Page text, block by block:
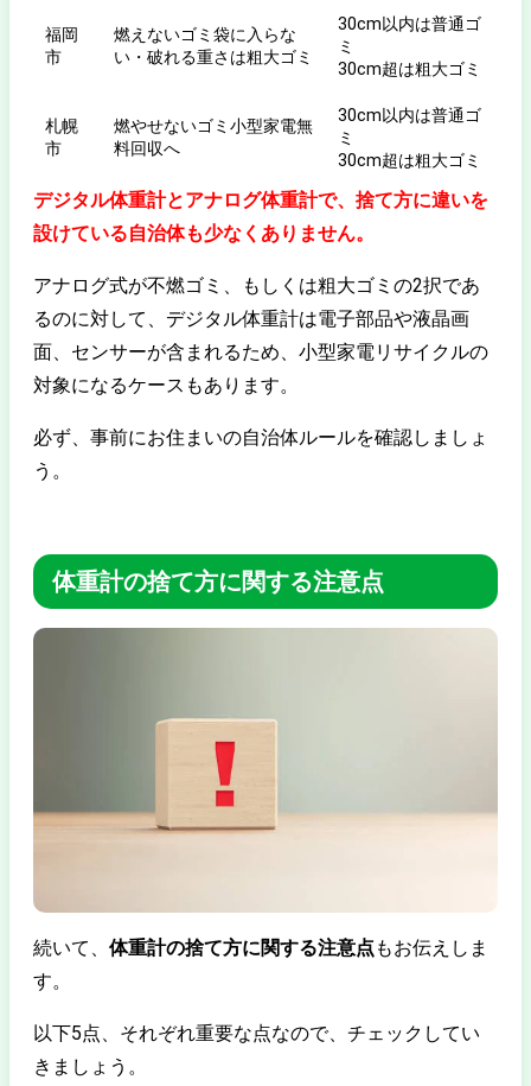
福岡
市
燃えないゴミ袋に入らな
い・破れる重さは粗大ゴミ
30cm以内は普通ゴ
ミ
30cm超は粗大ゴミ
札幌
市
燃やせないゴミ小型家電無
料回収へ
30cm以内は普通ゴ
ミ
30cm超は粗大ゴミ
デジタル体重計とアナログ体重計で、捨て方に違いを
設けている自治体も少なくありません。
アナログ式が不燃ゴミ、もしくは粗大ゴミの2択であ
るのに対して、デジタル体重計は電子部品や液晶画
面、センサーが含まれるため、小型家電リサイクルの
対象になるケースもあります。
必ず、事前にお住まいの自治体ルールを確認しましょ
う。
体重計の捨て方に関する注意点
続いて、 体重計の捨て方に関する注意点 もお伝えしま
す。
以下5点、それぞれ重要な点なので、チェックしてい
きましょう。